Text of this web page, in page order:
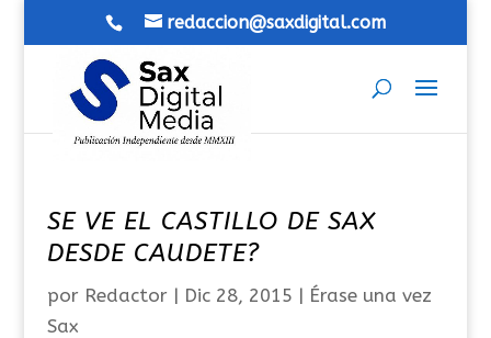
redaccion@saxdigital.com
SE VE EL CASTILLO DE SAX
DESDE CAUDETE?
por Redactor| Dic 28, 2015 | Érase una vez
Sax